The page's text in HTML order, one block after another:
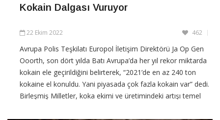
Kokain Dalgası Vuruyor
22 Ekim 2022 462
Avrupa Polis Teşkilatı Europol İletişim Direktörü Ja Op Gen
Ooorth, son dört yılda Batı Avrupa’da her yıl rekor miktarda
kokain ele geçirildiğini belirterek, “2021’de en az 240 ton
kokaine el konuldu. Yani piyasada çok fazla kokain var” dedi.
Birleşmiş Milletler, koka ekimi ve üretimindeki artışı temel